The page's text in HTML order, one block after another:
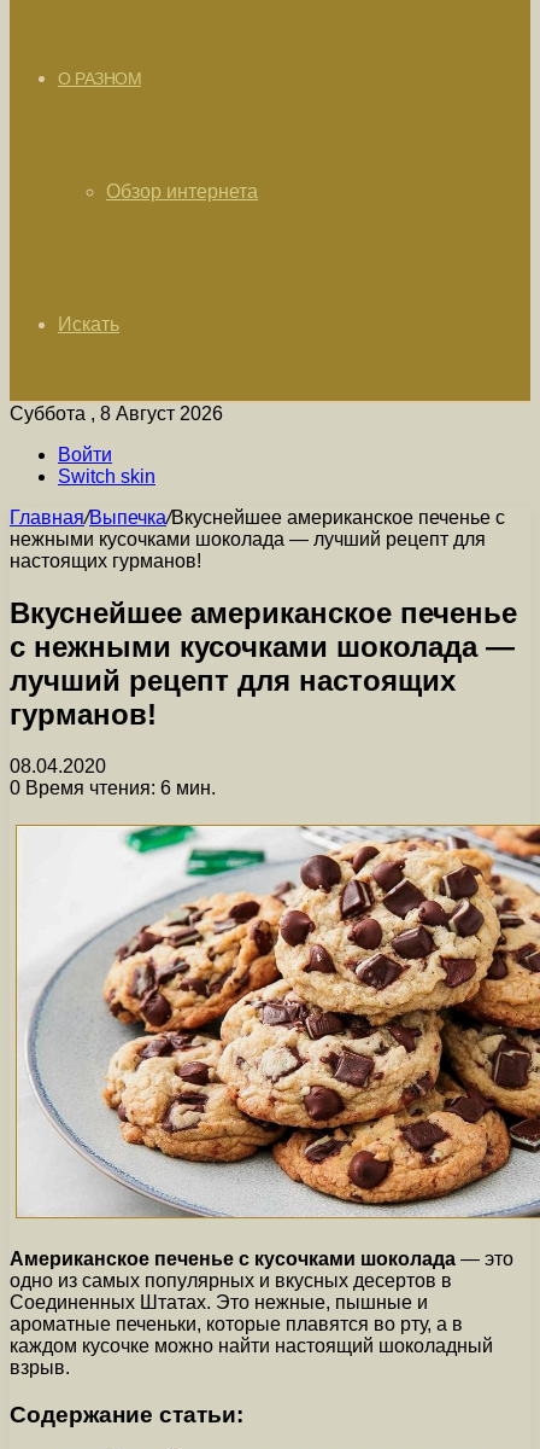
О РАЗНОМ
Обзор интернета
Искать
Суббота , 8 Август 2026
Войти
Switch skin
Главная/Выпечка/Вкуснейшее американское печенье с
нежными кусочками шоколада — лучший рецепт для
настоящих гурманов!
Вкуснейшее американское печенье
с нежными кусочками шоколада —
лучший рецепт для настоящих
гурманов!
08.04.2020
0 Время чтения: 6 мин.
Американское печенье с кусочками шоколада — это
одно из самых популярных и вкусных десертов в
Соединенных Штатах. Это нежные, пышные и
ароматные печеньки, которые плавятся во рту, а в
каждом кусочке можно найти настоящий шоколадный
взрыв.
Содержание статьи: